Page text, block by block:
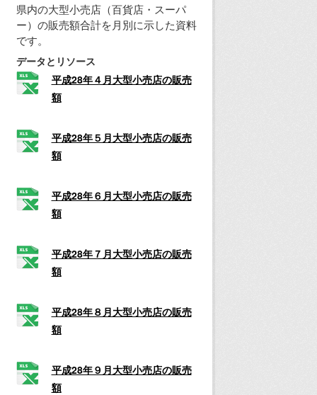
県内の大型小売店（百貨店・スーパ
ー）の販売額合計を月別に示した資料
です。
データとリソース
平成28年４月大型小売店の販売
額
平成28年５月大型小売店の販売
額
平成28年６月大型小売店の販売
額
平成28年７月大型小売店の販売
額
平成28年８月大型小売店の販売
額
平成28年９月大型小売店の販売
額